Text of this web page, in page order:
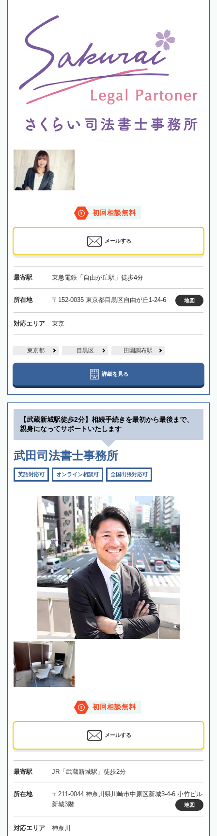
初回相談無料
メールする
最寄駅 東急電鉄「自由が丘駅」徒歩4分
所在地 〒152-0035 東京都目黒区自由が丘1-24-6 地図
対応エリア 東京
東京都 目黒区 田園調布駅
詳細を見る
【武蔵新城駅徒歩2分】相続手続きを最初から最後まで、
親身になってサポートいたします
武田司法書士事務所
英語対応可 オンライン相談可 全国出張対応可
初回相談無料
メールする
最寄駅 JR「武蔵新城駅」徒歩2分
所在地
〒211-0044 神奈川県川崎市中原区新城3-4-6 小竹ビル
新城3階
地図
対応エリア 神奈川